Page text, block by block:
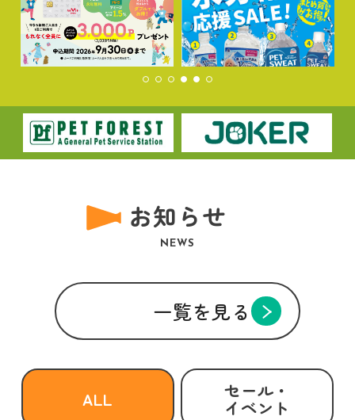
お知らせ
NEWS
一覧を見る
ALL セール・
イベント